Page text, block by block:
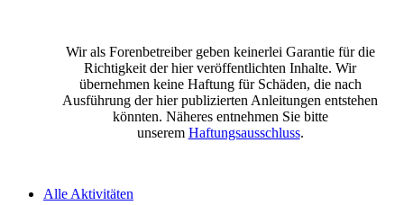
Wir als Forenbetreiber geben keinerlei Garantie für die
Richtigkeit der hier veröffentlichten Inhalte. Wir
übernehmen keine Haftung für Schäden, die nach
Ausführung der hier publizierten Anleitungen entstehen
könnten. Näheres entnehmen Sie bitte
unserem Haftungsausschluss.
Alle Aktivitäten